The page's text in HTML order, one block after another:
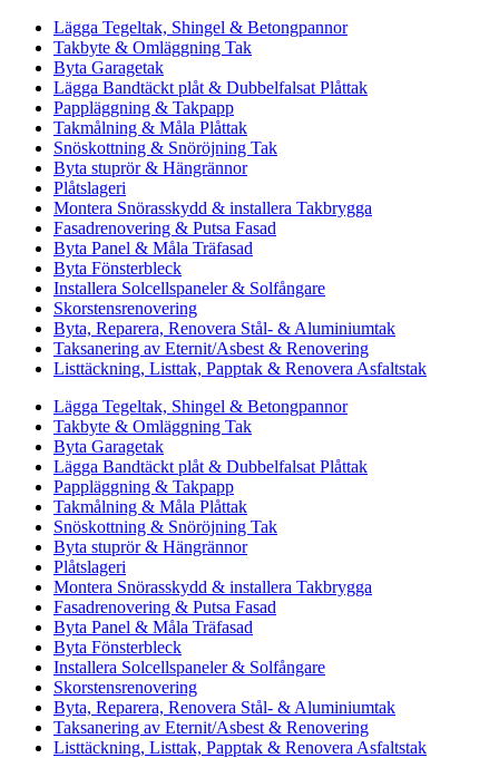
Lägga Tegeltak, Shingel & Betongpannor
Takbyte & Omläggning Tak
Byta Garagetak
Lägga Bandtäckt plåt & Dubbelfalsat Plåttak
Pappläggning & Takpapp
Takmålning & Måla Plåttak
Snöskottning & Snöröjning Tak
Byta stuprör & Hängrännor
Plåtslageri
Montera Snörasskydd & installera Takbrygga
Fasadrenovering & Putsa Fasad
Byta Panel & Måla Träfasad
Byta Fönsterbleck
Installera Solcellspaneler & Solfångare
Skorstensrenovering
Byta, Reparera, Renovera Stål- & Aluminiumtak
Taksanering av Eternit/Asbest & Renovering
Listtäckning, Listtak, Papptak & Renovera Asfaltstak
Lägga Tegeltak, Shingel & Betongpannor
Takbyte & Omläggning Tak
Byta Garagetak
Lägga Bandtäckt plåt & Dubbelfalsat Plåttak
Pappläggning & Takpapp
Takmålning & Måla Plåttak
Snöskottning & Snöröjning Tak
Byta stuprör & Hängrännor
Plåtslageri
Montera Snörasskydd & installera Takbrygga
Fasadrenovering & Putsa Fasad
Byta Panel & Måla Träfasad
Byta Fönsterbleck
Installera Solcellspaneler & Solfångare
Skorstensrenovering
Byta, Reparera, Renovera Stål- & Aluminiumtak
Taksanering av Eternit/Asbest & Renovering
Listtäckning, Listtak, Papptak & Renovera Asfaltstak